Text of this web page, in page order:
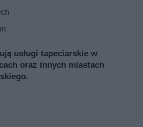
usługi tapeciarskie w
oraz innych miastach